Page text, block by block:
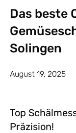
Das beste
Solingen
August 19, 2025
Top
Präzision!